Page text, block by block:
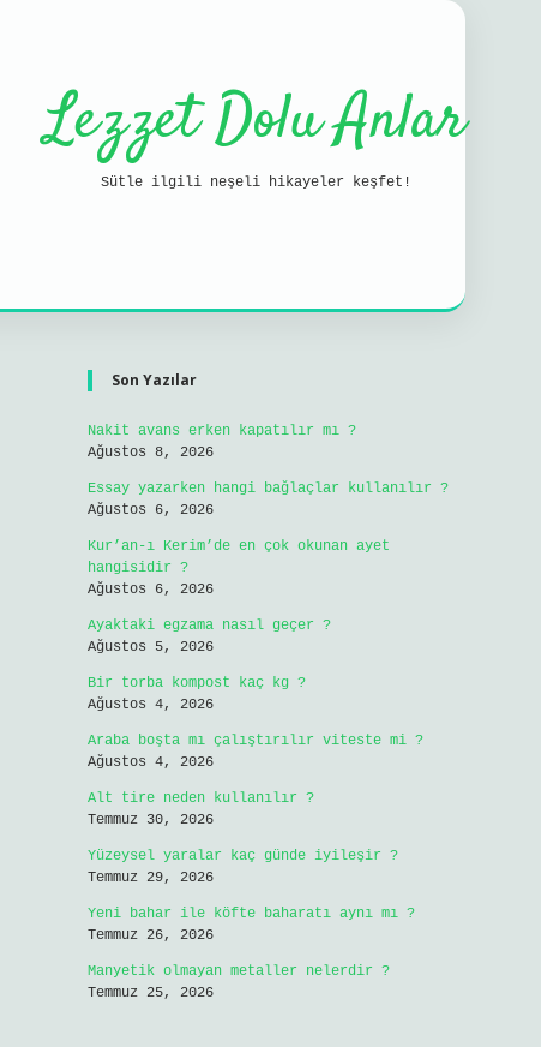
Lezzet Dolu Anlar
Sütle ilgili neşeli hikayeler keşfet!
Sidebar
Son Yazılar
Nakit avans erken kapatılır mı ?
Ağustos 8, 2026
Essay yazarken hangi bağlaçlar kullanılır ?
Ağustos 6, 2026
Kur’an-ı Kerim’de en çok okunan ayet
hangisidir ?
Ağustos 6, 2026
Ayaktaki egzama nasıl geçer ?
Ağustos 5, 2026
Bir torba kompost kaç kg ?
Ağustos 4, 2026
Araba boşta mı çalıştırılır viteste mi ?
Ağustos 4, 2026
Alt tire neden kullanılır ?
Temmuz 30, 2026
Yüzeysel yaralar kaç günde iyileşir ?
Temmuz 29, 2026
Yeni bahar ile köfte baharatı aynı mı ?
Temmuz 26, 2026
Manyetik olmayan metaller nelerdir ?
Temmuz 25, 2026